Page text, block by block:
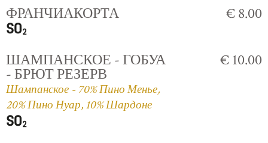
ФРАНЧИАКОРТА € 8.00
ШАМПАНСКОЕ - ГОБУА
- БРЮТ РЕЗЕРВ
Шампанское - 70% Пино Менье,
20% Пино Нуар, 10% Шардоне
€ 10.00